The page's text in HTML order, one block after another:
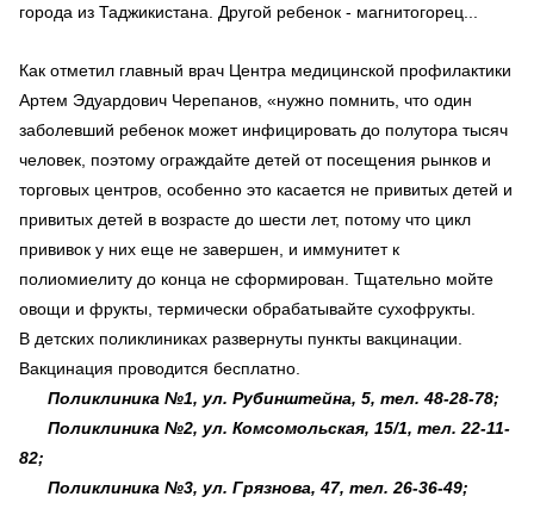
города из Таджикистана. Другой ребенок - магнитогорец...
Как отметил главный врач Центра медицинской профилактики
Артем Эдуардович Черепанов, «нужно помнить, что один
заболевший ребенок может инфицировать до полутора тысяч
человек, поэтому ограждайте детей от посещения рынков и
торговых центров, особенно это касается не привитых детей и
привитых детей в возрасте до шести лет, потому что цикл
прививок у них еще не завершен, и иммунитет к
полиомиелиту до конца не сформирован. Тщательно мойте
овощи и фрукты, термически обрабатывайте сухофрукты.
В детских поликлиниках развернуты пункты вакцинации.
Вакцинация проводится бесплатно.
Поликлиника №1, ул. Рубинштейна, 5, тел. 48-28-78;
Поликлиника №2, ул. Комсомольская, 15/1, тел. 22-11-
82;
Поликлиника №3, ул. Грязнова, 47, тел. 26-36-49;